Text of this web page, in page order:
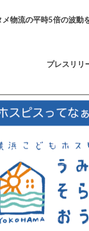
物流の平時5倍の波
プレスリリ